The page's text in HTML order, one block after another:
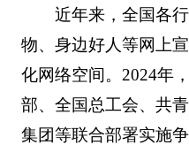
近年来，全国各
物、身边好人等网上
化网络空间。2024年
部、全国总工会、共
集团等联合部署实施